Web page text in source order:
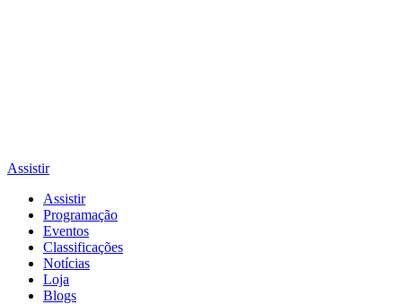
Assistir
Assistir
Programação
Eventos
Classificações
Notícias
Loja
Blogs